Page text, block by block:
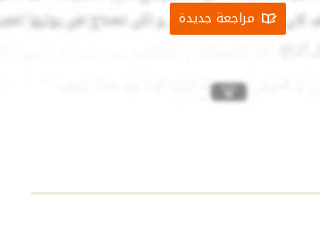
مراجعة جديدة